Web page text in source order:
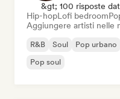
&gt; 100 risposte
Hip-hopLofi bedroom
Aggiungere artisti nelle
R&B Soul Pop urbano
Pop soul